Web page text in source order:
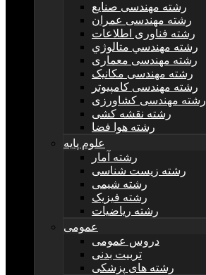
رشته مهندسی صنایع
رشته مهندسی عمران
رشته فناوری اطلاعات
رشته مهندسي متالوژي
رشته مهندسی معماری
رشته مهندسی مکانیک
رشته مهندسی کامپیوتر
رشته مهندسی کشاورزی
رشته نقشه کشی
رشته هوا فضا
علوم پایه
رشته آمار
رشته زیست شناسی
رشته شیمی
رشته فیزیک
رشته ریاضیات
عمومی
دروس عمومی
تربیت بدنی
رشته های پزشکی